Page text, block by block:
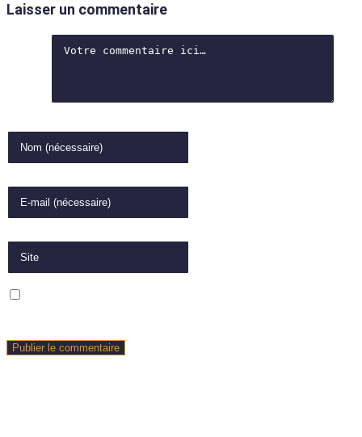
Laisser un commentaire